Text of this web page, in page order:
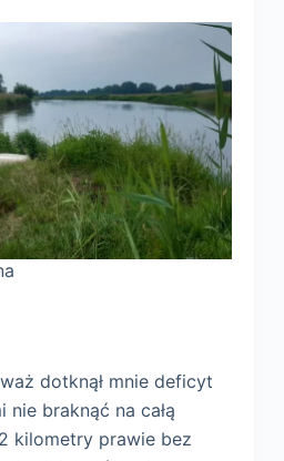
dotknął mnie deficyt
nie braknąć na całą
kilometry prawie bez